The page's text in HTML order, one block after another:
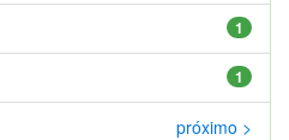
1
1
próximo >